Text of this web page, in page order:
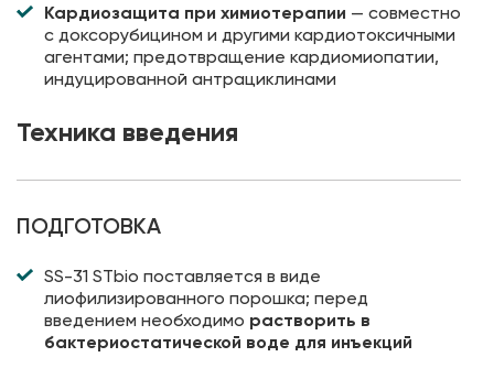
Кардиозащита при химиотерапии — совместно
с доксорубицином и другими кардиотоксичными
агентами; предотвращение кардиомиопатии,
индуцированной антрациклинами
Техника введения
ПОДГОТОВКА
SS-31 STbio поставляется в виде
лиофилизированного порошка; перед
введением необходимо растворить в
бактериостатической воде для инъекций